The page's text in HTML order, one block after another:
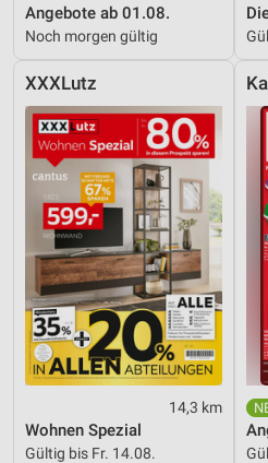
Angebote ab 01.08.
Noch morgen gültig
XXXLutz
14,3 km
Wohnen Spezial
Gültig bis Fr. 14.08.
Erstellung von Profilen für
Werbung
Verwendung von Profilen zur
personalisierter Werbung
Erstellung von Profilen zur
von Inhalten
Verwendung von Profilen zur
personalisierter Inhalte
Messung der Werbeleistung
Messung der Performance von
Analyse von Zielgruppen durch
Kombinationen von Daten aus
Entwicklung und Verbesserung